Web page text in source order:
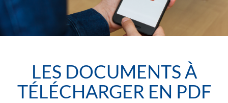
LES DOCUMENTS À
TÉLÉCHARGER EN PDF